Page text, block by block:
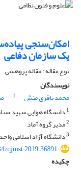
امکان‌سنجی
یک سازمان دفاعی
نوع مقاله : مقاله پژوهشی
نویسندگان
محمد باقری منش
1
1 دانشگاه هوایی شهید
2مدیر گروه آماد
3دانشگاه آزاد اسلامی
qjmst.2019.36891
چکیده